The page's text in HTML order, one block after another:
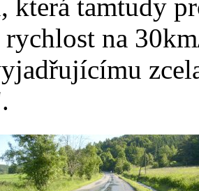
která tamtudy
na